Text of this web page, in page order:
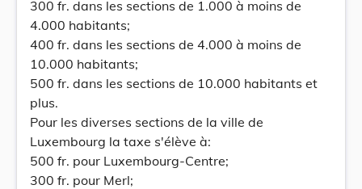
300 fr. dans les sections de 1.000 à moins de
4.000 habitants;
400 fr. dans les sections de 4.000 à moins de
10.000 habitants;
500 fr. dans les sections de 10.000 habitants et
plus.
Pour les diverses sections de la ville de
Luxembourg la taxe s'élève à:
500 fr. pour Luxembourg-Centre;
300 fr. pour Merl;